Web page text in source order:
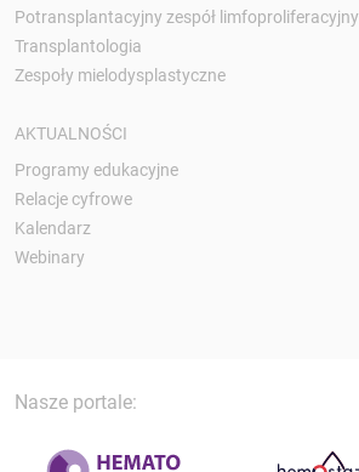
Potransplantacyjny zespół limfoproliferacyjny
Transplantologia
Zespoły mielodysplastyczne
AKTUALNOŚCI
Programy edukacyjne
Relacje cyfrowe
Kalendarz
Webinary
Nasze portale: